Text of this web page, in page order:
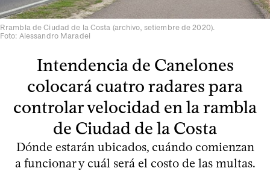
Rrambla de Ciudad de la Costa (archivo, setiembre de 2020).
Foto: Alessandro Maradei
Intendencia de Canelones
colocará cuatro radares para
controlar velocidad en la rambla
de Ciudad de la Costa
Dónde estarán ubicados, cuándo comienzan
a funcionar y cuál será el costo de las multas.